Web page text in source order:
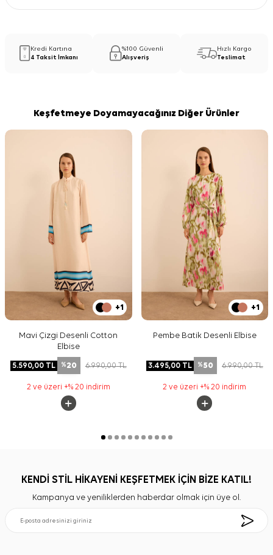
Kredi Kartına
4 Taksit İmkanı
%100 Güvenli
Alışveriş
Hızlı Kargo
Teslimat
Keşfetmeye Doyamayacağınız Diğer Ürünler
+1
Mavi Çizgi Desenli Cotton
Elbise
5.590,00TL %20 6.990,00TL
2 ve üzeri +% 20 indirim
+1
Pembe Batik Desenli Elbise
3.495,00TL %50 6.990,00TL
2 ve üzeri +% 20 indirim
KENDİ STİL HİKAYENİ KEŞFETMEK İÇİN BİZE KATIL!
Kampanya ve yeniliklerden haberdar olmak için üye ol.